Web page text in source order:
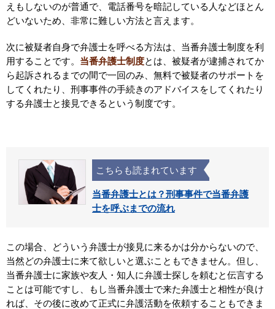
えもしないのが普通で、電話番号を暗記している人などほとん
どいないため、非常に難しい方法と言えます。
次に被疑者自身で弁護士を呼べる方法は、当番弁護士制度を利
用することです。 当番弁護士制度とは、被疑者が逮捕されてか
ら起訴されるまでの間で一回のみ、無料で被疑者のサポートを
してくれたり、刑事事件の手続きのアドバイスをしてくれたり
する弁護士と接見できるという制度です。
こちらも読まれています
当番弁護士とは？刑事事件で当番弁護
士を呼ぶまでの流れ
この場合、どういう弁護士が接見に来るかは分からないので、
当然どの弁護士に来て欲しいと選ぶこともできません。但し、
当番弁護士に家族や友人・知人に弁護士探しを頼むと伝言する
ことは可能ですし、もし当番弁護士で来た弁護士と相性が良け
れば、その後に改めて正式に弁護活動を依頼することもできま